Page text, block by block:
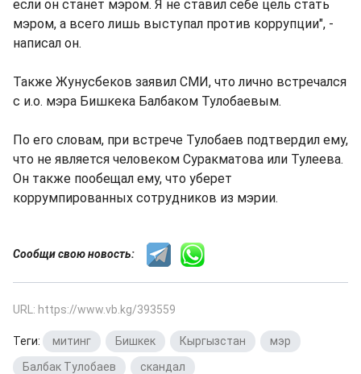
если он станет мэром. Я не ставил себе цель стать
мэром, а всего лишь выступал против коррупции", -
написал он.
Также Жунусбеков заявил СМИ, что лично встречался
с и.о. мэра Бишкека Балбаком Тулобаевым.
По его словам, при встрече Тулобаев подтвердил ему,
что не является человеком Суракматова или Тулеева.
Он также пообещал ему, что уберет
коррумпированных сотрудников из мэрии.
Сообщи свою новость:
URL: https://www.vb.kg/393559
Теги: митинг Бишкек Кыргызстан мэр
Балбак Тулобаев
скандал